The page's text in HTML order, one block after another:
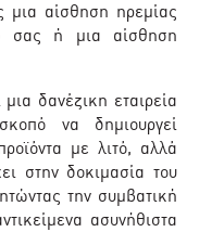
μια αίσθηση ηρεμίας
σας ή μια αίσθηση
μια δανέζικη εταιρεία
να δημιουργεί
με λιτό, αλλά
στην δοκιμασία του
την συμβατική
ασυνήθιστα